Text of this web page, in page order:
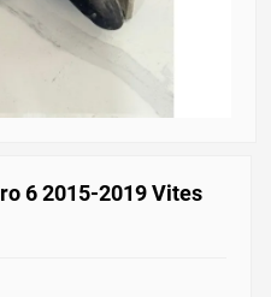
6 2015-2019 Vites